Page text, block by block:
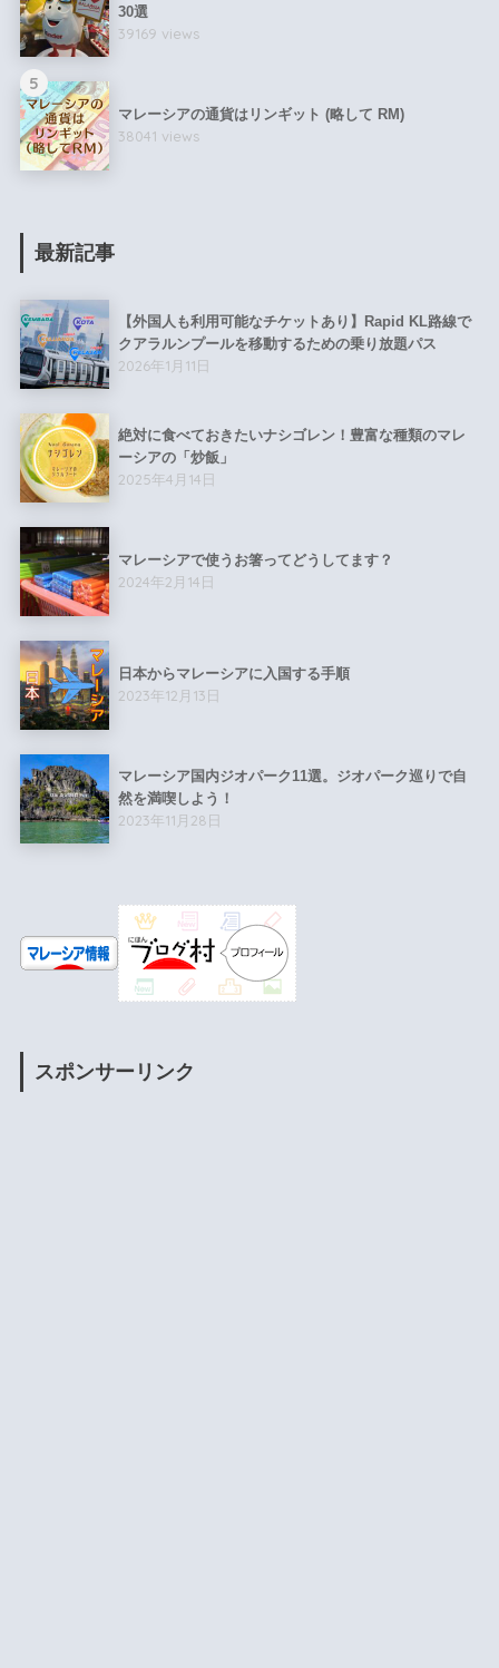
30選
39169 views
5
マレーシアの通貨はリンギット (略して RM)
38041 views
最新記事
【外国人も利用可能なチケットあり】Rapid KL路線で
クアラルンプールを移動するための乗り放題パス
2026年1月11日
絶対に食べておきたいナシゴレン！豊富な種類のマレ
ーシアの「炒飯」
2025年4月14日
マレーシアで使うお箸ってどうしてます？
2024年2月14日
日本からマレーシアに入国する手順
2023年12月13日
マレーシア国内ジオパーク11選。ジオパーク巡りで自
然を満喫しよう！
2023年11月28日
スポンサーリンク